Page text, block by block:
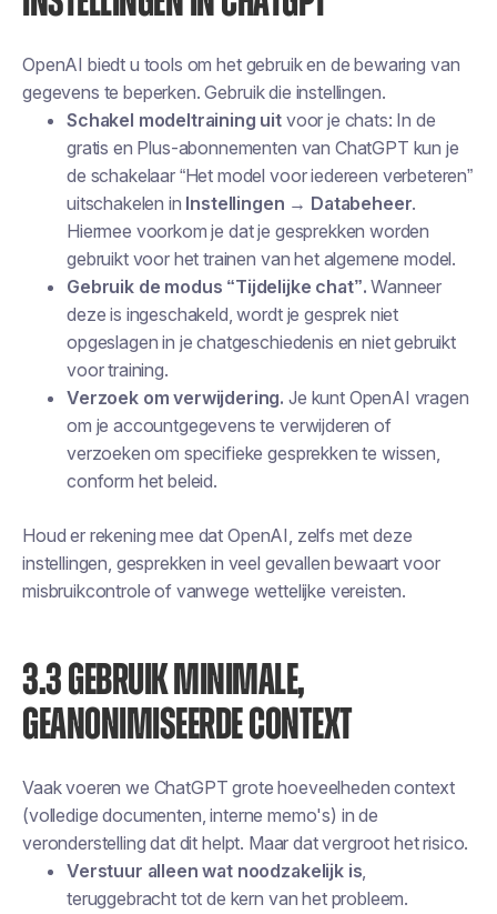
OpenAI biedt u tools om het gebruik en de bewaring van
gegevens te beperken. Gebruik die instellingen.
Schakel modeltraining uit voor je chats: In de
gratis en Plus-abonnementen van ChatGPT kun je
de schakelaar “Het model voor iedereen verbeteren”
uitschakelen in Instellingen → Databeheer.
Hiermee voorkom je dat je gesprekken worden
gebruikt voor het trainen van het algemene model.
Gebruik de modus “Tijdelijke chat”. Wanneer
deze is ingeschakeld, wordt je gesprek niet
opgeslagen in je chatgeschiedenis en niet gebruikt
voor training.
Verzoek om verwijdering. Je kunt OpenAI vragen
om je accountgegevens te verwijderen of
verzoeken om specifieke gesprekken te wissen,
conform het beleid.
Houd er rekening mee dat OpenAI, zelfs met deze
instellingen, gesprekken in veel gevallen bewaart voor
misbruikcontrole of vanwege wettelijke vereisten.
3.3 GEBRUIK MINIMALE,
GEANONIMISEERDE CONTEXT
Vaak voeren we ChatGPT grote hoeveelheden context
(volledige documenten, interne memo's) in de
veronderstelling dat dit helpt. Maar dat vergroot het risico.
Verstuur alleen wat noodzakelijk is,
teruggebracht tot de kern van het probleem.